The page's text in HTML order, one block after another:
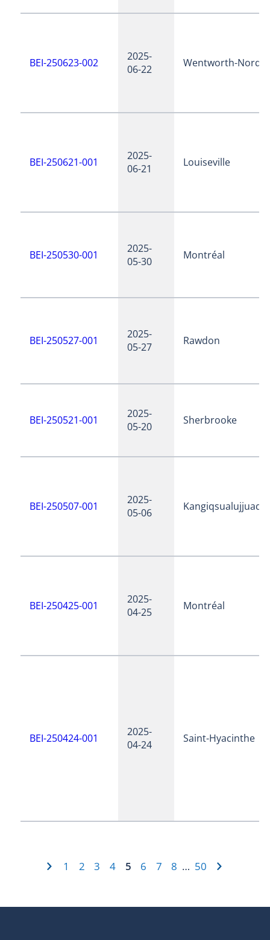
BEI-250623-002
2025-
06-22
Wentworth-Nord
BEI-250621-001
2025-
06-21
Louiseville
BEI-250530-001
2025-
05-30
Montréal
BEI-250527-001
2025-
05-27
Rawdon
BEI-250521-001
2025-
05-20
Sherbrooke
BEI-250507-001
2025-
05-06
Kangiqsualujjuaq
BEI-250425-001
2025-
04-25
Montréal
BEI-250424-001
2025-
04-24
Saint-Hyacinthe
1 2 3 4 5 6 7 8 … 50